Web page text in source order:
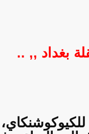
بغداد ,, ..